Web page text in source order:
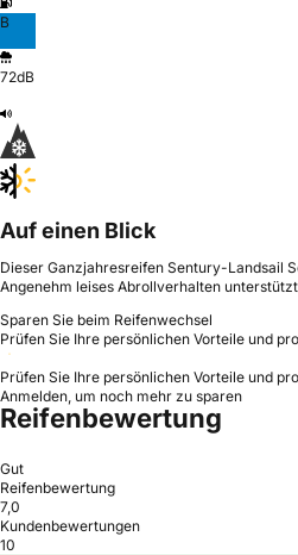
B
72dB
Auf einen Blick
Dieser Ganzjahresreifen Sentury-Landsail
Angenehm leises Abrollverhalten
Sparen Sie beim Reifenwechsel
Prüfen Sie Ihre persönlichen Vorteile und
Prüfen Sie Ihre persönlichen Vorteile und
Anmelden, um noch mehr zu sparen
Reifenbewertung
Gut
Reifenbewertung
7,0
Kundenbewertungen
10